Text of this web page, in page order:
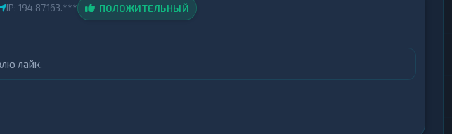
IP: 194.87.163.*** ПОЛОЖИТЕЛЬНЫЙ
лайк.